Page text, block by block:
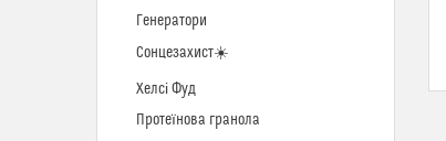
Генератори
Сонцезахист☀️
Хелсі Фуд
Протеїнова гранола